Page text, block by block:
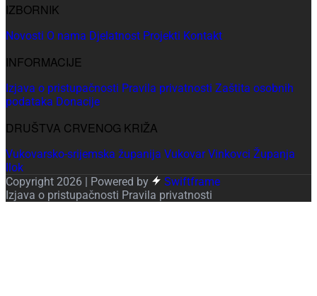
IZBORNIK
Novosti O nama Djelatnost Projekti Kontakt
INFORMACIJE
Izjava o pristupačnosti Pravila privatnosti Zaštita osobnih
podataka Donacije
DRUŠTVA CRVENOG KRIŽA
Vukovarsko-srijemska županija Vukovar Vinkovci Županja
Ilok
Copyright 2026 | Powered by
Swiftframe
Izjava o pristupačnosti Pravila privatnosti